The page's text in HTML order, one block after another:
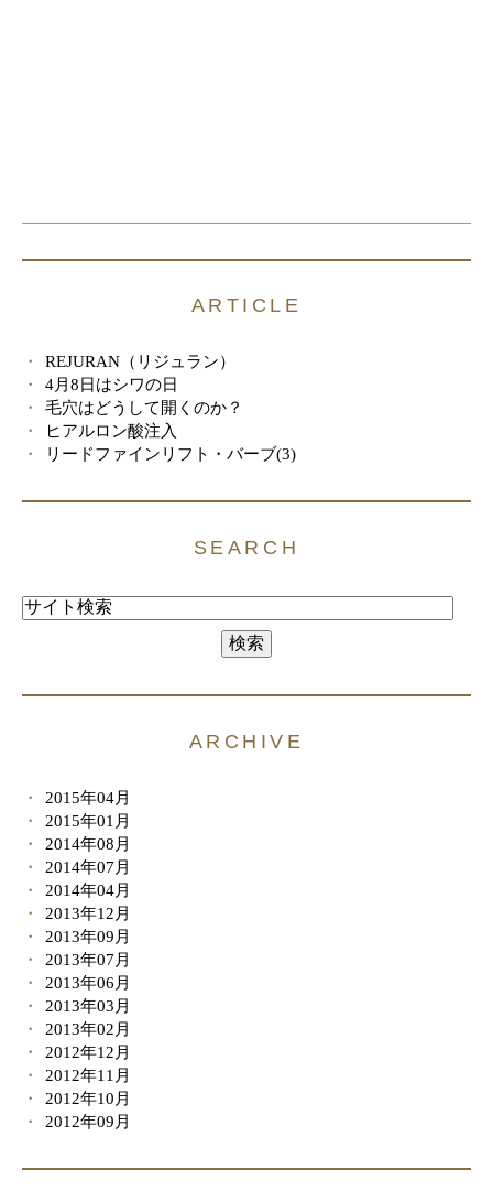
ARTICLE
REJURAN（リジュラン）
4月8日はシワの日
毛穴はどうして開くのか？
ヒアルロン酸注入
リードファインリフト・バーブ(3)
SEARCH
ARCHIVE
2015年04月
2015年01月
2014年08月
2014年07月
2014年04月
2013年12月
2013年09月
2013年07月
2013年06月
2013年03月
2013年02月
2012年12月
2012年11月
2012年10月
2012年09月